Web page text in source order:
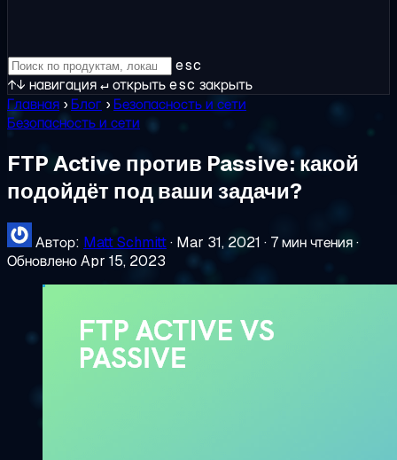
esc
↑↓ навигация↵открытьesc закрыть
Главная ›Блог ›Безопасность и сети
Безопасность и сети
FTP Active против Passive: какой
подойдёт под ваши задачи?
Автор: Matt Schmitt· Mar 31, 2021 · 7 мин чтения·
Обновлено Apr 15, 2023